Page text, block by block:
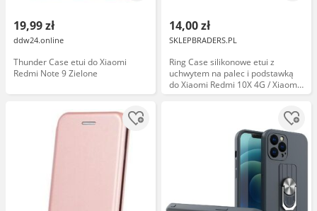
19,99 zł
ddw24.online
Thunder Case etui do Xiaomi
Redmi Note 9 Zielone
14,00 zł
SKLEPBRADERS.PL
Ring Case silikonowe etui z
uchwytem na palec i podstawką
do Xiaomi Redmi 10X 4G / Xiaomi
Redmi Note 9 srebrny